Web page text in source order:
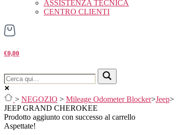
ASSISTENZA TECNICA
CENTRO CLIENTI
€0,00
> NEGOZIO > Mileage Odometer Blocker>Jeep>
JEEP GRAND CHEROKEE
Prodotto aggiunto con successo al carrello
Aspettate!